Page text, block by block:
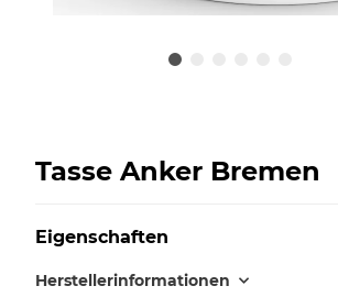
Tasse Anker Bremen
Eigenschaften
Herstellerinformationen